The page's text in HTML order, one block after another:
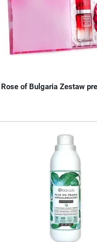
Rose of Bulgaria Zestaw